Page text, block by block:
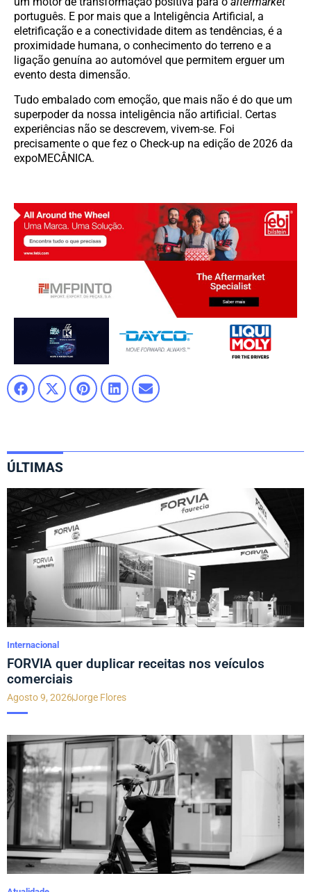
português. E por mais que a Inteligência Artificial, a
eletrificação e a conectividade ditem as tendências, é a
proximidade humana, o conhecimento do terreno e a
ligação genuína ao automóvel que permitem erguer um
evento desta dimensão.
Tudo embalado com emoção, que mais não é do que um
superpoder da nossa inteligência não artificial. Certas
experiências não se descrevem, vivem-se. Foi
precisamente o que fez o Check-up na edição de 2026 da
expoMECÂNICA.
ÚLTIMAS
Internacional
FORVIA quer duplicar receitas nos veículos
comerciais
Agosto 9, 2026Jorge Flores